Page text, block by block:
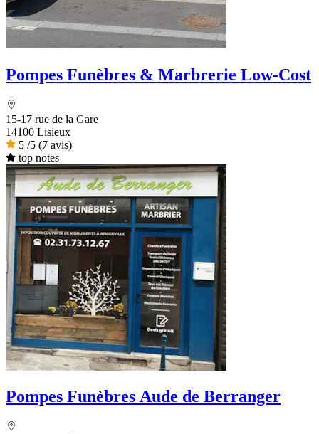
Pompes Funèbres & Marbrerie Low-Cost
15-17 rue de la Gare
14100 Lisieux
5 /5 (7 avis)
top notes
Pompes Funèbres Aude de Berranger